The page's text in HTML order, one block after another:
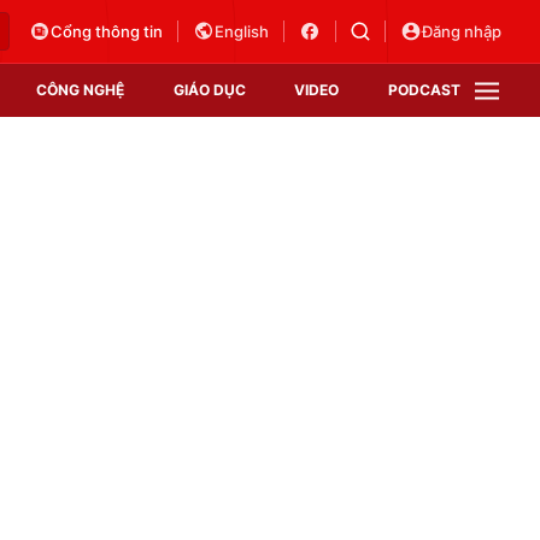
Cổng thông tin English Đăng nhập
CÔNG NGHỆ GIÁO DỤC VIDEO PODCAST